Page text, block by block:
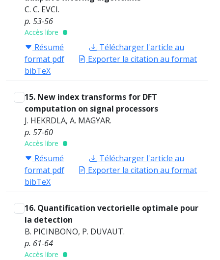
C. C. EVCI.
p. 53-56
Accès libre
Résumé
Télécharger l'article au
format pdf
Exporter la citation au format
bibTeX
15. New index transforms for DFT
computation on signal processors
J. HEKRDLA, A. MAGYAR.
p. 57-60
Accès libre
Résumé
Télécharger l'article au
format pdf
Exporter la citation au format
bibTeX
16. Quantification vectorielle optimale pour
la detection
B. PICINBONO, P. DUVAUT.
p. 61-64
Accès libre